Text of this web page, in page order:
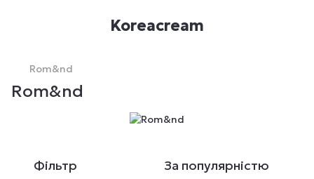
Koreacream
Rom&nd
Rom&nd
Фільтр За популярністю